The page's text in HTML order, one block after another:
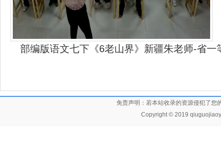
部编版语文七下《6老山界》新疆朱老师-省一
免责声明：若本站收录的资源侵犯了您
Copyright © 2019